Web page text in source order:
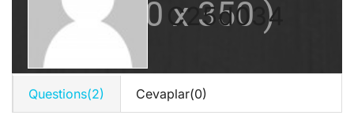
C25d034
Questions(2) Cevaplar(0)